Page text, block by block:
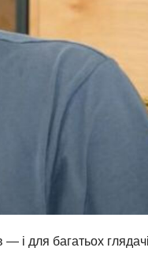
і для багатьох